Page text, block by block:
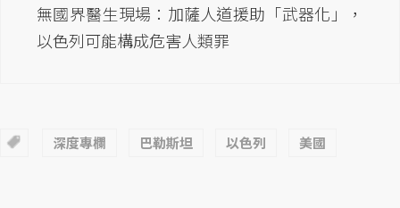
無國界醫生現場：加薩人道援助「武器化」，
以色列可能構成危害人類罪
深度專欄 巴勒斯坦 以色列 美國